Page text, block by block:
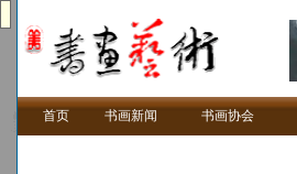
首页 书画新闻 书画协会